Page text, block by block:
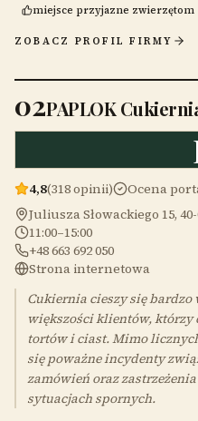
miejsce przyjazne zwierzętom
ZOBACZ PROFIL FIRMY
02PAPLOK
4,8(318 opinii) Ocena
Juliusza Słowackiego 15,
11:00–15:00
+48 663 692 050
Strona internetowa
Cukiernia cieszy się
większości klientów, którzy
tortów i ciast. Mimo
się poważne incydenty
zamówień oraz
sytuacjach spornych.